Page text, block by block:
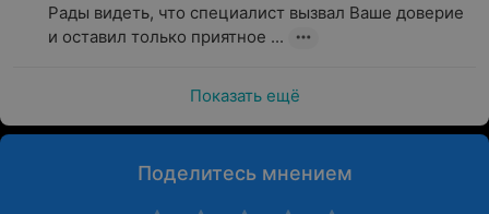
Рады видеть, что специалист вызвал Ваше доверие
и оставил только приятное ...
Показать ещё
Поделитесь мнением